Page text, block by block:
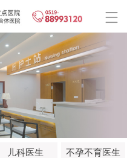
儿科医生 不孕不育医生